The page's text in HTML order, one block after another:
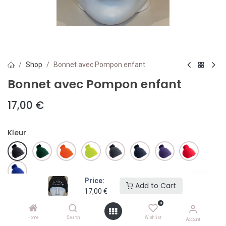
Price:
17,00 €
Add to Cart
Home Search
0
Wishlist Account
Shop Bonnet avec Pompon enfant
Bonnet avec Pompon enfant
17,00 €
Kleur
Add to Cart
Toevoegen aan verlanglijst